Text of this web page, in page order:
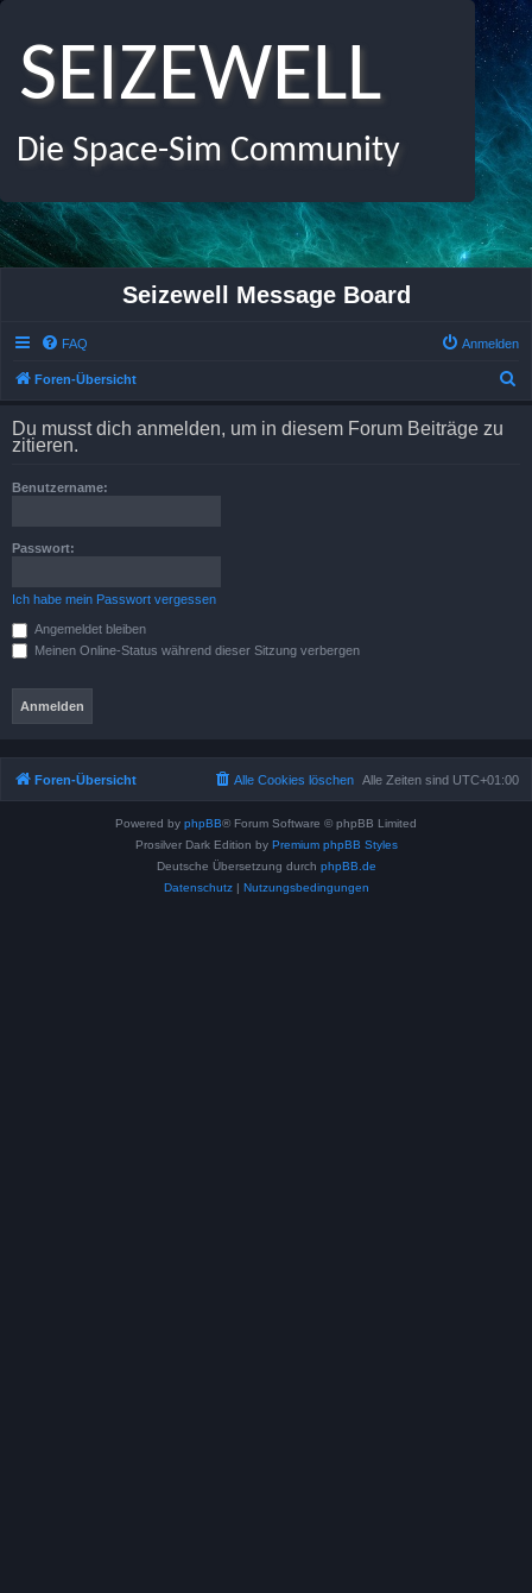
SEIZEWELL
Die Space-Sim Community
Seizewell Message Board
FAQ Anmelden
Foren-Übersicht
Du musst dich anmelden, um in diesem Forum Beiträge zu
zitieren.
Benutzername:
Passwort:
Ich habe mein Passwort vergessen
Angemeldet bleiben
Meinen Online-Status während dieser Sitzung verbergen
Foren-Übersicht Alle Zeiten sind UTC+01:00
Alle Cookies löschen
Powered by phpBB® Forum Software © phpBB Limited
Prosilver Dark Edition by Premium phpBB Styles
Deutsche Übersetzung durch phpBB.de
Datenschutz| Nutzungsbedingungen